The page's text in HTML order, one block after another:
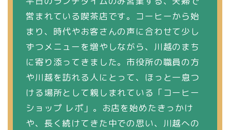
営まれている喫茶店です。コーヒーから始
まり、時代やお客さんの声に合わせて少し
ずつメニューを増やしながら、川越のまち
に寄り添ってきました。市役所の職員の方
や川越を訪れる人にとって、ほっと一息つ
ける場所として親しまれている「コーヒー
ショップ レポ」。お店を始めたきっかけ
や、長く続けてきた中での思い、川越への